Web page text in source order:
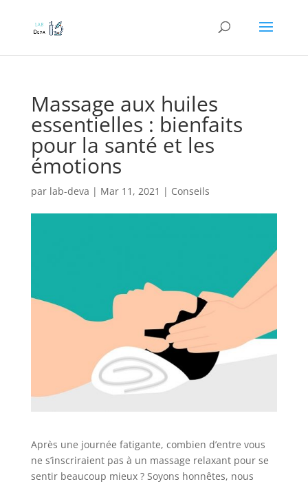
Massage aux huiles
essentielles : bienfaits
pour la santé et les
émotions
par lab-deva | Mar 11, 2021 | Conseils
Après une journée fatigante, combien d’entre vous
ne s’inscriraient pas à un massage relaxant pour se
sentir beaucoup mieux ? Soyons honnêtes, nous